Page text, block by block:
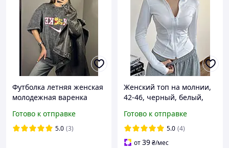
Футболка летняя женская
молодежная варенка
женская модная
Готово к отправке
5.0 (3)
Женский топ на молнии,
42-46, черный, белый,
Готово к отправке
5.0 (4)
от39₴/мес